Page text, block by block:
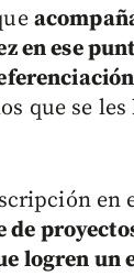
en ese
que se
en
logren un